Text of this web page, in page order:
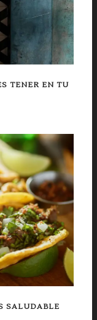
TENER EN TU
SALUDABLE